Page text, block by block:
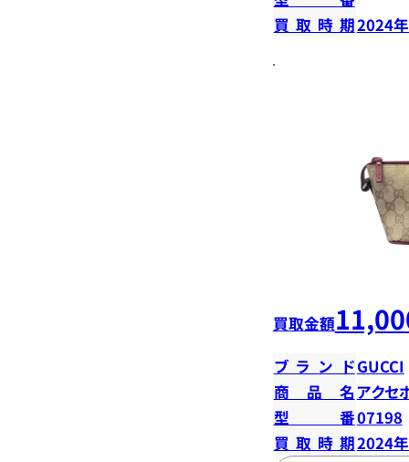
買取時期2024
買取金額
ブランドGUCCI
商品名アクセ
型番07198
買取時期2024